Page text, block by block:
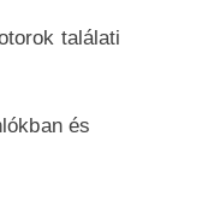
találati
és